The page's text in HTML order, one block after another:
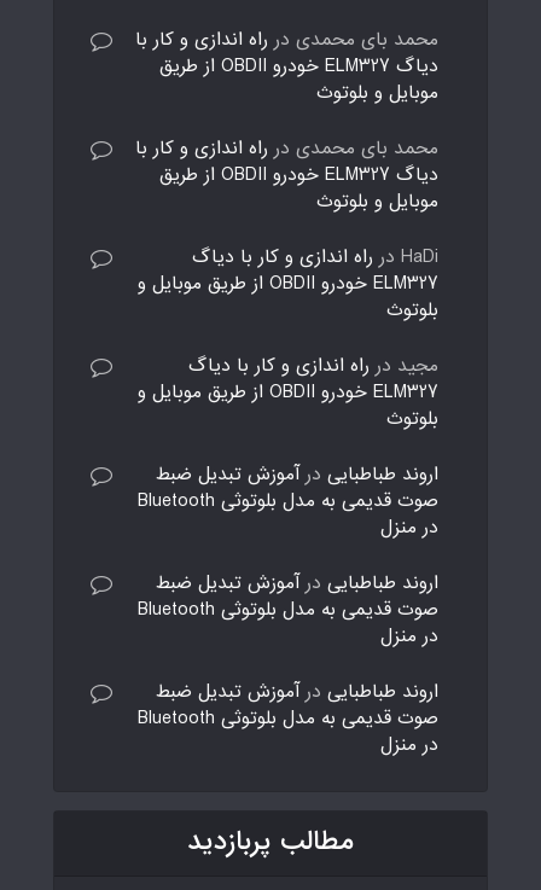
محمد بای محمدی در راه اندازی و کار با
دیاگ ELM327 خودرو OBDII از طریق
موبایل و بلوتوث
محمد بای محمدی در راه اندازی و کار با
دیاگ ELM327 خودرو OBDII از طریق
موبایل و بلوتوث
HaDi در راه اندازی و کار با دیاگ
ELM327 خودرو OBDII از طریق موبایل و
بلوتوث
مجید در راه اندازی و کار با دیاگ
ELM327 خودرو OBDII از طریق موبایل و
بلوتوث
اروند طباطبایی درآموزش تبدیل ضبط
صوت قدیمی به مدل بلوتوثی Bluetooth
در منزل
اروند طباطبایی درآموزش تبدیل ضبط
صوت قدیمی به مدل بلوتوثی Bluetooth
در منزل
اروند طباطبایی درآموزش تبدیل ضبط
صوت قدیمی به مدل بلوتوثی Bluetooth
در منزل
مطالب پربازدید